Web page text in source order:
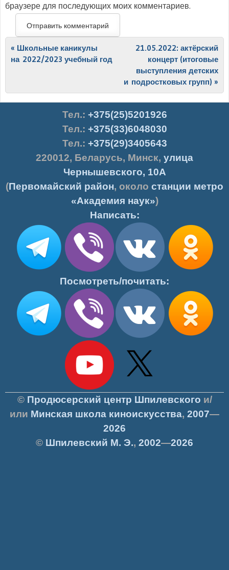
браузере для последующих моих комментариев.
Post navigation
« Школьные каникулы
на 2022/2023 учебный год
21.05.2022: актёрский
концерт (итоговые
выступления детских
и подростковых групп) »
Тел.: +375(25)5201926
Тел.: +375(33)6048030
Тел.: +375(29)3405643
220012, Беларусь, Минск, улица
Чернышевского, 10А
(Первомайский район, около станции метро
«Академия наук»)
Написать:
Посмотреть/почитать:
© Продюсерский центр Шпилевского и/
или Минская школа киноискусства, 2007—
2026
© Шпилевский М. Э., 2002—2026